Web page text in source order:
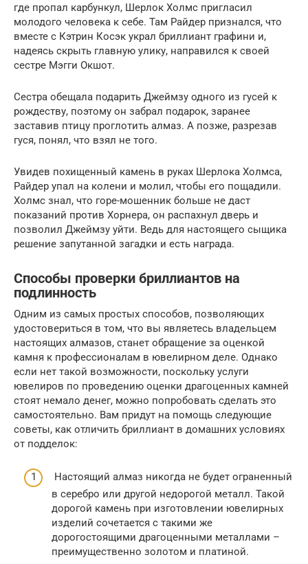
где пропал карбункул, Шерлок Холмс пригласил
молодого человека к себе. Там Райдер признался, что
вместе с Кэтрин Косэк украл бриллиант графини и,
надеясь скрыть главную улику, направился к своей
сестре Мэгги Окшот.
Сестра обещала подарить Джеймзу одного из гусей к
рождеству, поэтому он забрал подарок, заранее
заставив птицу проглотить алмаз. А позже, разрезав
гуся, понял, что взял не того.
Увидев похищенный камень в руках Шерлока Холмса,
Райдер упал на колени и молил, чтобы его пощадили.
Холмс знал, что горе-мошенник больше не даст
показаний против Хорнера, он распахнул дверь и
позволил Джеймзу уйти. Ведь для настоящего сыщика
решение запутанной загадки и есть награда.
Способы проверки бриллиантов на
подлинность
Одним из самых простых способов, позволяющих
удостовериться в том, что вы являетесь владельцем
настоящих алмазов, станет обращение за оценкой
камня к профессионалам в ювелирном деле. Однако
если нет такой возможности, поскольку услуги
ювелиров по проведению оценки драгоценных камней
стоят немало денег, можно попробовать сделать это
самостоятельно. Вам придут на помощь следующие
советы, как отличить бриллиант в домашних условиях
от подделок:
Настоящий алмаз никогда не будет ограненный
в серебро или другой недорогой металл. Такой
дорогой камень при изготовлении ювелирных
изделий сочетается с такими же
дорогостоящими драгоценными металлами –
преимущественно золотом и платиной.